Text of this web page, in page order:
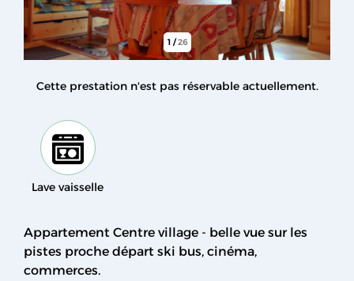
1/26
Cette prestation n'est pas réservable actuellement.
Lave vaisselle
Appartement Centre village - belle vue sur les
pistes proche départ ski bus, cinéma,
commerces.